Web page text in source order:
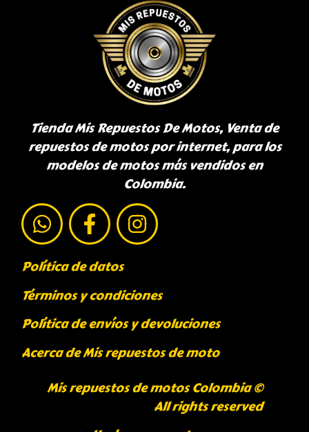
Tienda Mis Repuestos De Motos, Venta de
repuestos de motos por internet, para los
modelos de motos más vendidos en
Colombia.
Política de datos
Términos y condiciones
Política de envíos y devoluciones
Acerca de Mis repuestos de moto
Mis repuestos de motos Colombia ©
All rights reserved